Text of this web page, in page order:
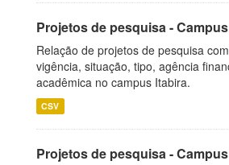
Projetos de pesquisa -
Relação de projetos de pesquisa
vigência, situação, tipo, agência
acadêmica no campus Itabira.
CSV
Projetos de pesquisa -